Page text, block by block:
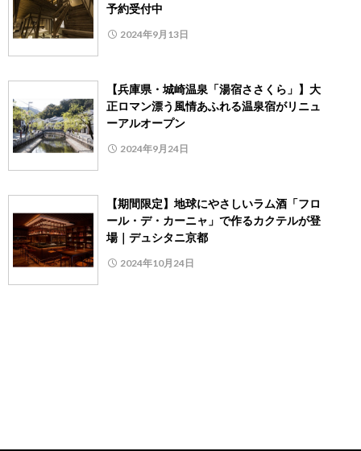
予約受付中
2024年9月13日
【兵庫県・城崎温泉「湯宿ささくら」】大
正ロマン漂う風情あふれる温泉宿がリニュ
ーアルオープン
2024年9月24日
【期間限定】地球にやさしいラム酒「フロ
ール・デ・カーニャ」で作るカクテルが登
場｜デュシタニ京都
2024年10月24日